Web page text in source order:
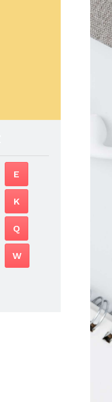
E
K
Q
W